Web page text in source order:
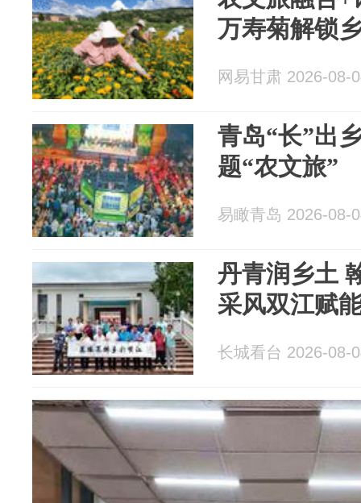
万寿菊解锁
网易甘肃 2026-08-
青岛“长”出
题“农文旅”
易瞰青岛 2026-08-
丹青润乡土
采风双江赋
长城看台 2026-08-